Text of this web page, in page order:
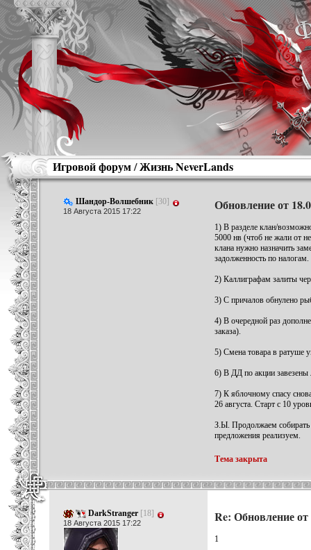
Игровой форум/Жизнь NeverLands
Шандор-Волшебник [30]
18 Августа 2015 17:22 Обновление от
1) В разделе клан/
5000 нв (чтоб не жали от
клана нужно назначить
задолженность по налогам.
2) Каллиграфам залиты
3) С причалов обнулено
4) В очередной раз
заказа).
5) Смена товара в ратуше
6) В ДД по акции завезены
7) К яблочному спасу
26 августа. Старт с 10
З.Ы. Продолжаем собирать
предложения реализуем.
Тема закрыта
DarkStranger [18]
18 Августа 2015 17:22 Re: Обновление от
1